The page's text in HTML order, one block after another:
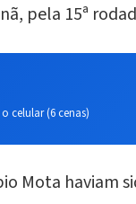
pela 15ª
celular (6 cenas)
Mota haviam